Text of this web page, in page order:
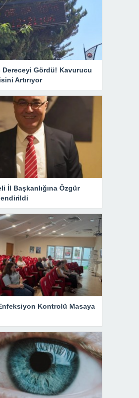
Dereceyi Gördü! Kavurucu
Artırıyor
İl Başkanlığına Özgür
Kontrolü Masaya